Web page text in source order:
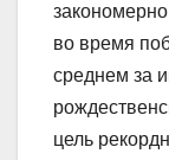
во время
среднем за
цель